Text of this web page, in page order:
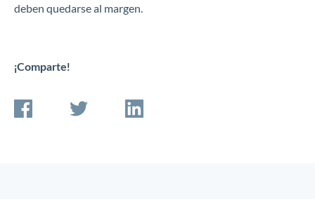
deben quedarse al margen.
¡Comparte!